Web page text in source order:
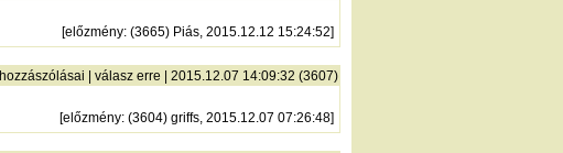
[előzmény: (3665) Piás, 2015.12.12 15:24:52]
hozzászólásai válasz erre | 2015.12.07 14:09:32 (3607)
[előzmény: (3604) griffs, 2015.12.07 07:26:48]